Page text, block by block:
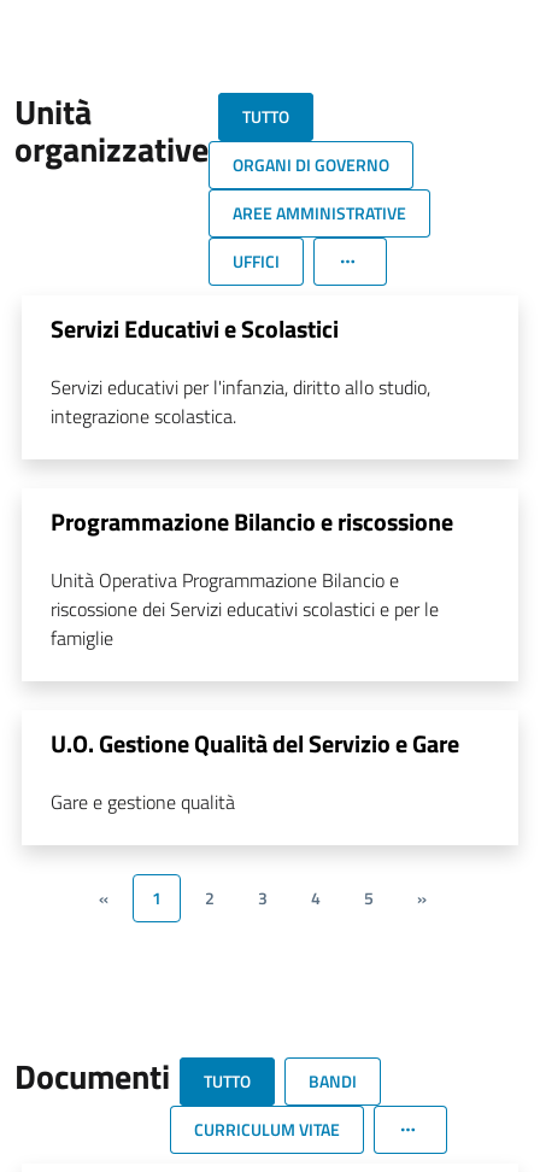
Unità
organizzative
TUTTO
ORGANI DI GOVERNO
AREE AMMINISTRATIVE
UFFICI
Servizi Educativi e Scolastici
Servizi educativi per l'infanzia, diritto allo studio,
integrazione scolastica.
Programmazione Bilancio e riscossione
Unità Operativa Programmazione Bilancio e
riscossione dei Servizi educativi scolastici e per le
famiglie
U.O. Gestione Qualità del Servizio e Gare
Gare e gestione qualità
« 1 2 3 4 5 »
Documenti TUTTO
BANDI
CURRICULUM VITAE